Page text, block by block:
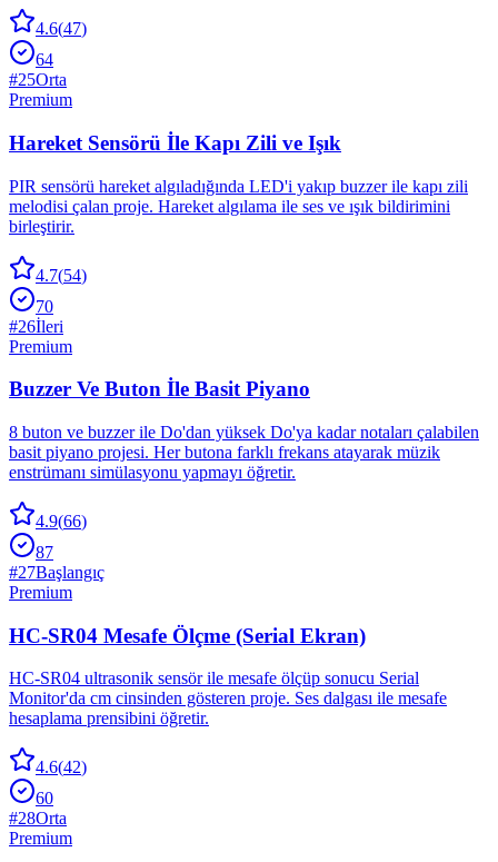
4.6(47)
64
#25Orta
Premium
Hareket Sensörü İle Kapı Zili ve Işık
PIR sensörü hareket algıladığında LED'i yakıp buzzer ile kapı zili
melodisi çalan proje. Hareket algılama ile ses ve ışık bildirimini
birleştirir.
4.7(54)
70
#26İleri
Premium
Buzzer Ve Buton İle Basit Piyano
8 buton ve buzzer ile Do'dan yüksek Do'ya kadar notaları çalabilen
basit piyano projesi. Her butona farklı frekans atayarak müzik
enstrümanı simülasyonu yapmayı öğretir.
4.9(66)
87
#27Başlangıç
Premium
HC-SR04 Mesafe Ölçme (Serial Ekran)
HC-SR04 ultrasonik sensör ile mesafe ölçüp sonucu Serial
Monitor'da cm cinsinden gösteren proje. Ses dalgası ile mesafe
hesaplama prensibini öğretir.
4.6(42)
60
#28Orta
Premium